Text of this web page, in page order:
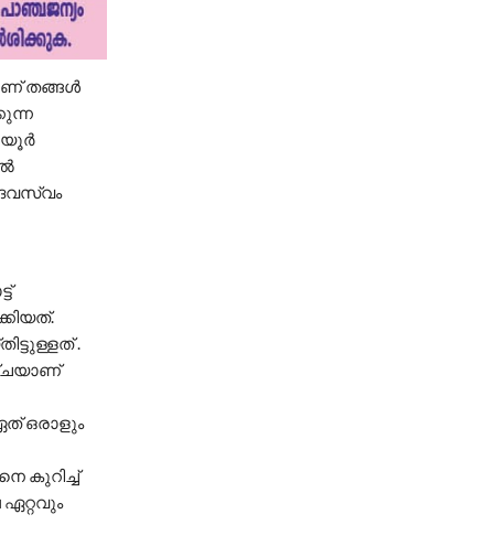
തങ്ങൾ
.
ഒരാളും
കുറിച്ച്